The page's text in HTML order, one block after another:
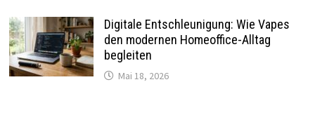
Digitale Entschleunigung: Wie Vapes
den modernen Homeoffice-Alltag
begleiten
Mai 18, 2026